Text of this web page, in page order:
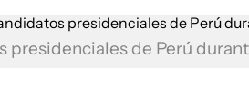
presidenciales de Perú